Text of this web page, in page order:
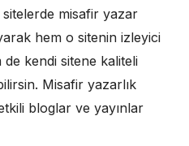
sitelerde misafir yazar
hem o sitenin izleyici
kendi sitene kaliteli
Misafir yazarlık
bloglar ve yayınlar